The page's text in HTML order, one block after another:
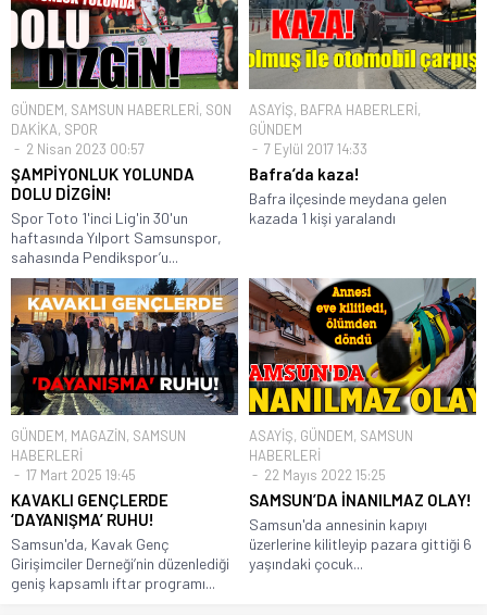
GÜNDEM, SAMSUN HABERLERİ, SON
DAKİKA, SPOR
2 Nisan 2023 00:57
ŞAMPİYONLUK YOLUNDA
DOLU DİZGİN!
Spor Toto 1'inci Lig'in 30'un
haftasında Yılport Samsunspor,
sahasında Pendikspor’u...
ASAYİŞ, BAFRA HABERLERİ,
GÜNDEM
7 Eylül 2017 14:33
Bafra’da kaza!
Bafra ilçesinde meydana gelen
kazada 1 kişi yaralandı
GÜNDEM, MAGAZİN, SAMSUN
HABERLERİ
17 Mart 2025 19:45
KAVAKLI GENÇLERDE
‘DAYANIŞMA’ RUHU!
Samsun'da, Kavak Genç
Girişimciler Derneği’nin düzenlediği
geniş kapsamlı iftar programı...
ASAYİŞ, GÜNDEM, SAMSUN
HABERLERİ
22 Mayıs 2022 15:25
SAMSUN’DA İNANILMAZ OLAY!
Samsun'da annesinin kapıyı
üzerlerine kilitleyip pazara gittiği 6
yaşındaki çocuk...